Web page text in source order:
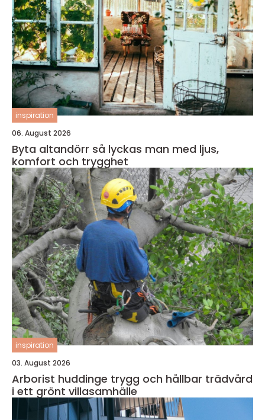
inspiration
06. August 2026
Byta altandörr så lyckas man med ljus,
komfort och trygghet
inspiration
03. August 2026
Arborist huddinge trygg och hållbar trädvård
i ett grönt villasamhälle